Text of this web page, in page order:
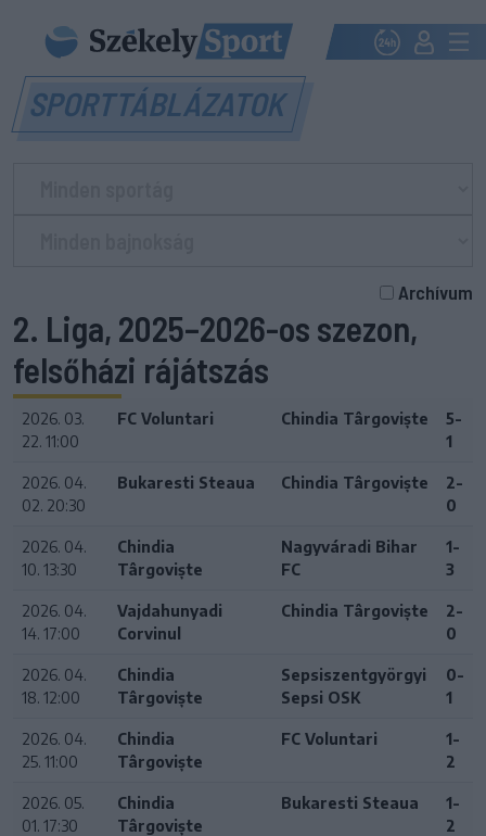
SPORTTÁBLÁZATOK
Archívum
2. Liga, 2025–2026-os szezon,
felsőházi rájátszás
2026. 03.
22. 11:00
FC Voluntari Chindia Târgoviște
5-
1
2026. 04.
02. 20:30
Bukaresti Steaua Chindia Târgoviște
2-
0
2026. 04.
10. 13:30
Chindia
Târgoviște
Nagyváradi Bihar
FC
1-
3
2026. 04.
14. 17:00
Vajdahunyadi
Corvinul
Chindia Târgoviște
2-
0
2026. 04.
18. 12:00
Chindia
Târgoviște
Sepsiszentgyörgyi
Sepsi OSK
0-
1
2026. 04.
25. 11:00
Chindia
Târgoviște
FC Voluntari
1-
2
2026. 05.
01. 17:30
Chindia
Târgoviște
Bukaresti Steaua
1-
2